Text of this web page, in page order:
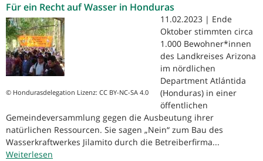
-
Anpaddeln
Für ein Recht auf Wasser in Honduras
© Hondurasdelegation Lizenz: CC BY-NC-SA 4.0
11.02.2023 | Ende
Oktober stimmten circa
1.000 Bewohner*innen
des Landkreises Arizona
im nördlichen
Department Atlántida
(Honduras) in einer
öffentlichen
Gemeindeversammlung gegen die Ausbeutung ihrer
natürlichen Ressourcen. Sie sagen „Nein“ zum Bau des
Wasserkraftwerkes Jilamito durch die Betreiberfirma...
Weiterlesen